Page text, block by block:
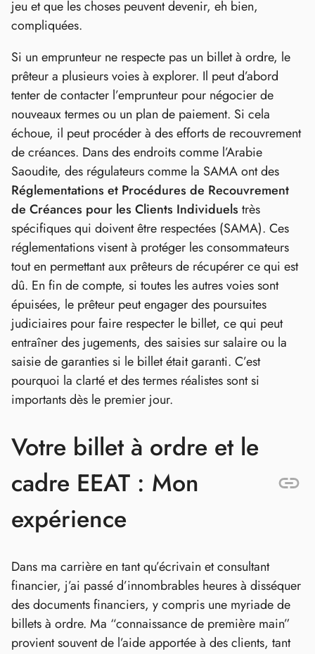
jeu et que les choses peuvent devenir, eh bien,
compliquées.
Si un emprunteur ne respecte pas un billet à ordre, le
prêteur a plusieurs voies à explorer. Il peut d’abord
tenter de contacter l’emprunteur pour négocier de
nouveaux termes ou un plan de paiement. Si cela
échoue, il peut procéder à des efforts de recouvrement
de créances. Dans des endroits comme l’Arabie
Saoudite, des régulateurs comme la SAMA ont des
Réglementations et Procédures de Recouvrement
de Créances pour les Clients Individuels très
spécifiques qui doivent être respectées (SAMA). Ces
réglementations visent à protéger les consommateurs
tout en permettant aux prêteurs de récupérer ce qui est
dû. En fin de compte, si toutes les autres voies sont
épuisées, le prêteur peut engager des poursuites
judiciaires pour faire respecter le billet, ce qui peut
entraîner des jugements, des saisies sur salaire ou la
saisie de garanties si le billet était garanti. C’est
pourquoi la clarté et des termes réalistes sont si
importants dès le premier jour.
Votre billet à ordre et le
cadre EEAT : Mon
expérience
Dans ma carrière en tant qu’écrivain et consultant
financier, j’ai passé d’innombrables heures à disséquer
des documents financiers, y compris une myriade de
billets à ordre. Ma “connaissance de première main”
provient souvent de l’aide apportée à des clients, tant